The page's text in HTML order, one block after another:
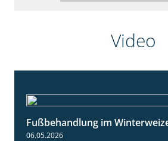
Video
Fußbehandlung im
06.05.2026